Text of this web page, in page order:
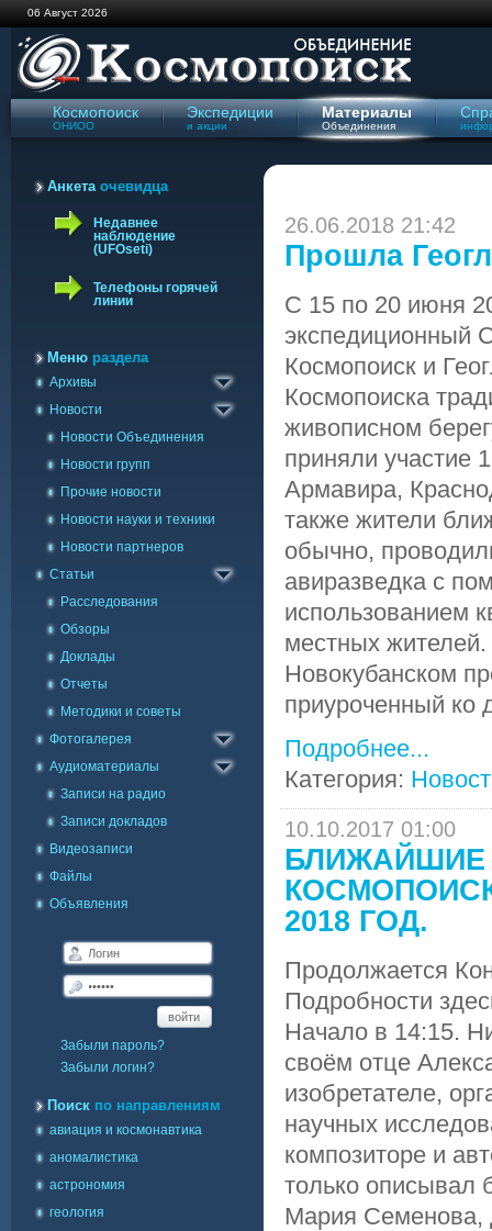
06 Август 2026
Космопоиск
ОНИОО
Экспедиции
и акции
Материалы
Объединения
Анкетаочевидца
Недавнее
наблюдение
(UFOseti)
Телефоны горячей
линии
Меню раздела
Архивы
Газета Космопоиск
Архив новостей
Новости
Новости Объединения
Новости групп
Прочие новости
Новости науки и техники
Новости партнеров
Статьи
Расследования
Обзоры
Доклады
Отчеты
Методики и советы
Фотогалерея
Каталог фото
Галерея на карте
Аудиоматериалы
Записи на радио
Записи докладов
Видеозаписи
Файлы
Объявления
войти
Забыли пароль?
Забыли логин?
Поиск по направлениям
авиация и космонавтика
аномалистика
астрономия
геология
26.06.2018 21:42
Прошла
С 15 по 20 июня
экспедиционный
Космопоиск и
Космопоиска
живописном
приняли участие
Армавира,
также жители
обычно,
авиразведка с
использованием
местных
Новокубанском
приуроченный ко
Подробнее...
Категория:
10.10.2017 01:00
БЛИЖАЙШИЕ
2018 ГОД.
Продолжается
Подробности
Начало в 14:15.
своём отце
изобретателе,
научных
композиторе и
только описывал
Мария Семенова,